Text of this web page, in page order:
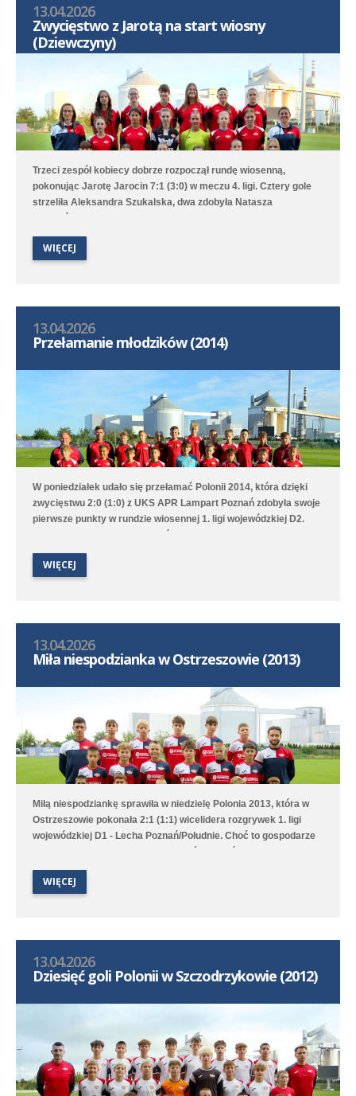
13.04.2026
Zwycięstwo z Jarotą na start wiosny
(Dziewczyny)
Trzeci zespół kobiecy dobrze rozpoczął rundę wiosenną,
pokonując Jarotę Jarocin 7:1 (3:0) w meczu 4. ligi. Cztery gole
strzeliła Aleksandra Szukalska, dwa zdobyła Natasza
Szymańska, a wynik ustaliła Alicja Doros. Trampkarki przegrały
2:6 z Avią II Kamionki.
WIĘCEJ
13.04.2026
Przełamanie młodzików (2014)
W poniedziałek udało się przełamać Polonii 2014, która dzięki
zwycięstwu 2:0 (1:0) z UKS APR Lampart Poznań zdobyła swoje
pierwsze punkty w rundzie wiosennej 1. ligi wojewódzkiej D2.
Bramki na wagę trzech punktów strzelili Witold Artomski i Karol
Lechem Poznań/Dominowo-Krzykosy.
WIĘCEJ
13.04.2026
Miła niespodzianka w Ostrzeszowie (2013)
Miłą niespodziankę sprawiła w niedzielę Polonia 2013, która w
Ostrzeszowie pokonała 2:1 (1:1) wicelidera rozgrywek 1. ligi
wojewódzkiej D1 - Lecha Poznań/Południe. Choć to gospodarze
pierwsi objęli prowadzenie to Poloniści odwrócili losy meczu za
zespół przegrał na wyjeździe 1:3 (1:1) z Clescevią Kleszczewo, a
gola dla Polonii strzelił Bruno Obiegły.
WIĘCEJ
13.04.2026
Dziesięć goli Polonii w Szczodrzykowie (2012)